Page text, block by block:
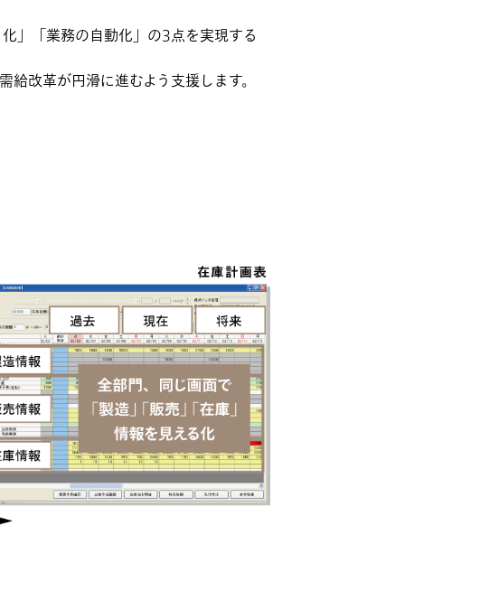
」「業務の自動化」の3点を実現する
改革が円滑に進むよう支援します。